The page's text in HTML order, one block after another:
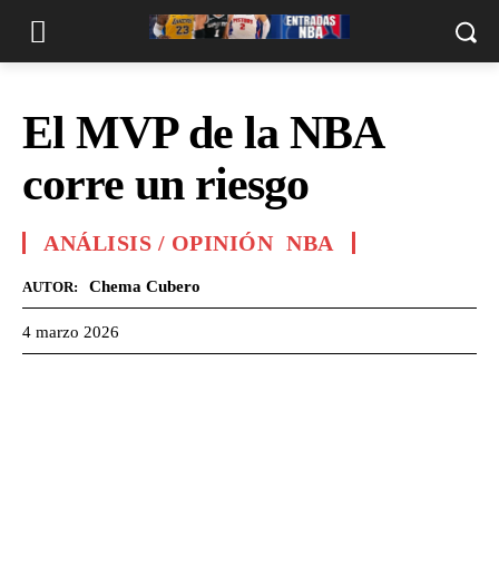
El MVP de la NBA
corre un riesgo
ANÁLISIS / OPINIÓN NBA
AUTOR: Chema Cubero
4 marzo 2026